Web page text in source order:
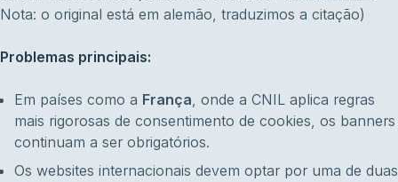
Nota: o original está em alemão, traduzimos a citação)
Problemas principais:
Em países como a França, onde a CNIL aplica regras
mais rigorosas de consentimento de cookies, os banners
continuam a ser obrigatórios.
Os websites internacionais devem optar por uma de duas